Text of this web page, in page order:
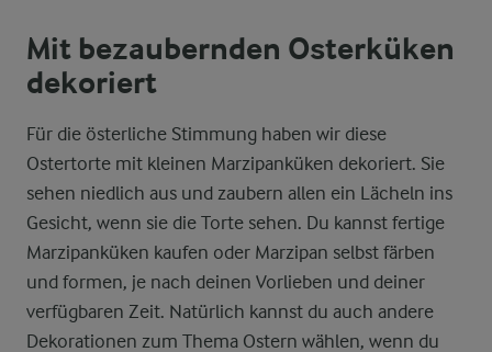
Mit bezaubernden Osterküken
dekoriert
Für die österliche Stimmung haben wir diese
Ostertorte mit kleinen Marzipanküken dekoriert. Sie
sehen niedlich aus und zaubern allen ein Lächeln ins
Gesicht, wenn sie die Torte sehen. Du kannst fertige
Marzipanküken kaufen oder Marzipan selbst färben
und formen, je nach deinen Vorlieben und deiner
verfügbaren Zeit. Natürlich kannst du auch andere
Dekorationen zum Thema Ostern wählen, wenn du